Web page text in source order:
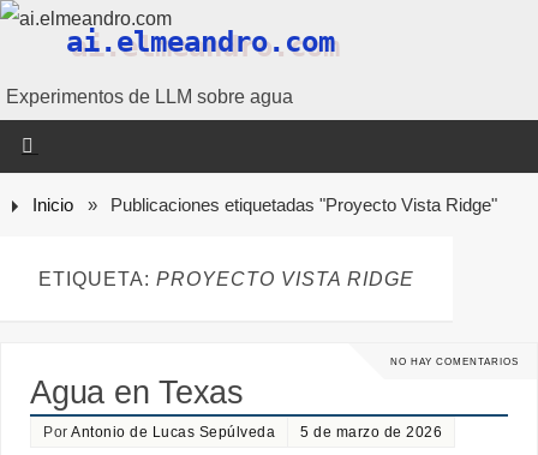
ai.elmeandro.com
Experimentos de LLM sobre agua
Inicio » Publicaciones etiquetadas "Proyecto Vista Ridge"
ETIQUETA: PROYECTO VISTA RIDGE
NO HAY COMENTARIOS
Agua en Texas
PorAntonio de Lucas Sepúlveda 5 de marzo de 2026